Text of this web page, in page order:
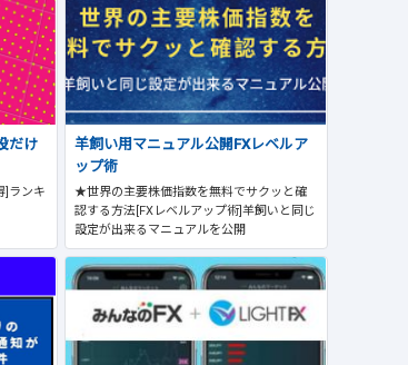
だけ
]ランキ
羊飼い用マニュアル公開FXレベルア
ップ術
★世界の主要株価指数を無料でサクッと確
認する方法[FXレベルアップ術]羊飼いと同じ
設定が出来るマニュアルを公開